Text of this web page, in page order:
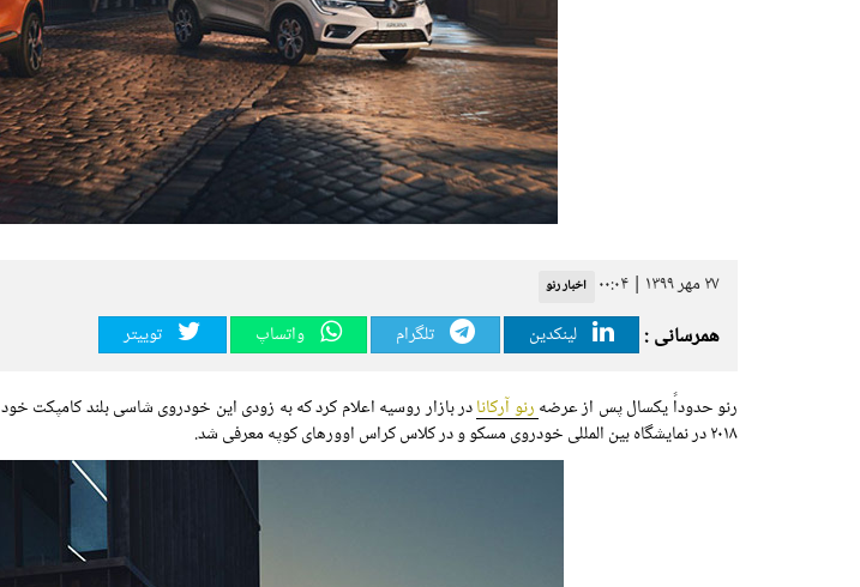
۲۷ مهر ۱۳۹۹ | ۰۰:۰۴ اخبار رنو
همرسانی : لینکدین تلگرام واتساپ توییتر
رنو حدوداً یکسال پس از عرضهرنو آرکانادر بازار روسیه اعلام کرد که به زودی این خودروی شاسی بلند کامپکت
۲۰۱۸ در نمایشگاه بین المللی خودروی مسکو و در کلاس کراس اوورهای کوپه معرفی شد.